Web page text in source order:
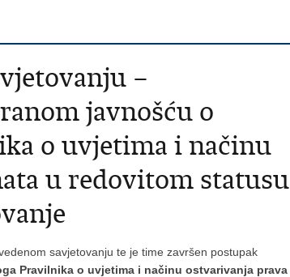
–
javnošću o
o uvjetima i načinu
u redovitom statusu
savjetovanju te je time završen postupak
Pravilnika o uvjetima i načinu ostvarivanja prava